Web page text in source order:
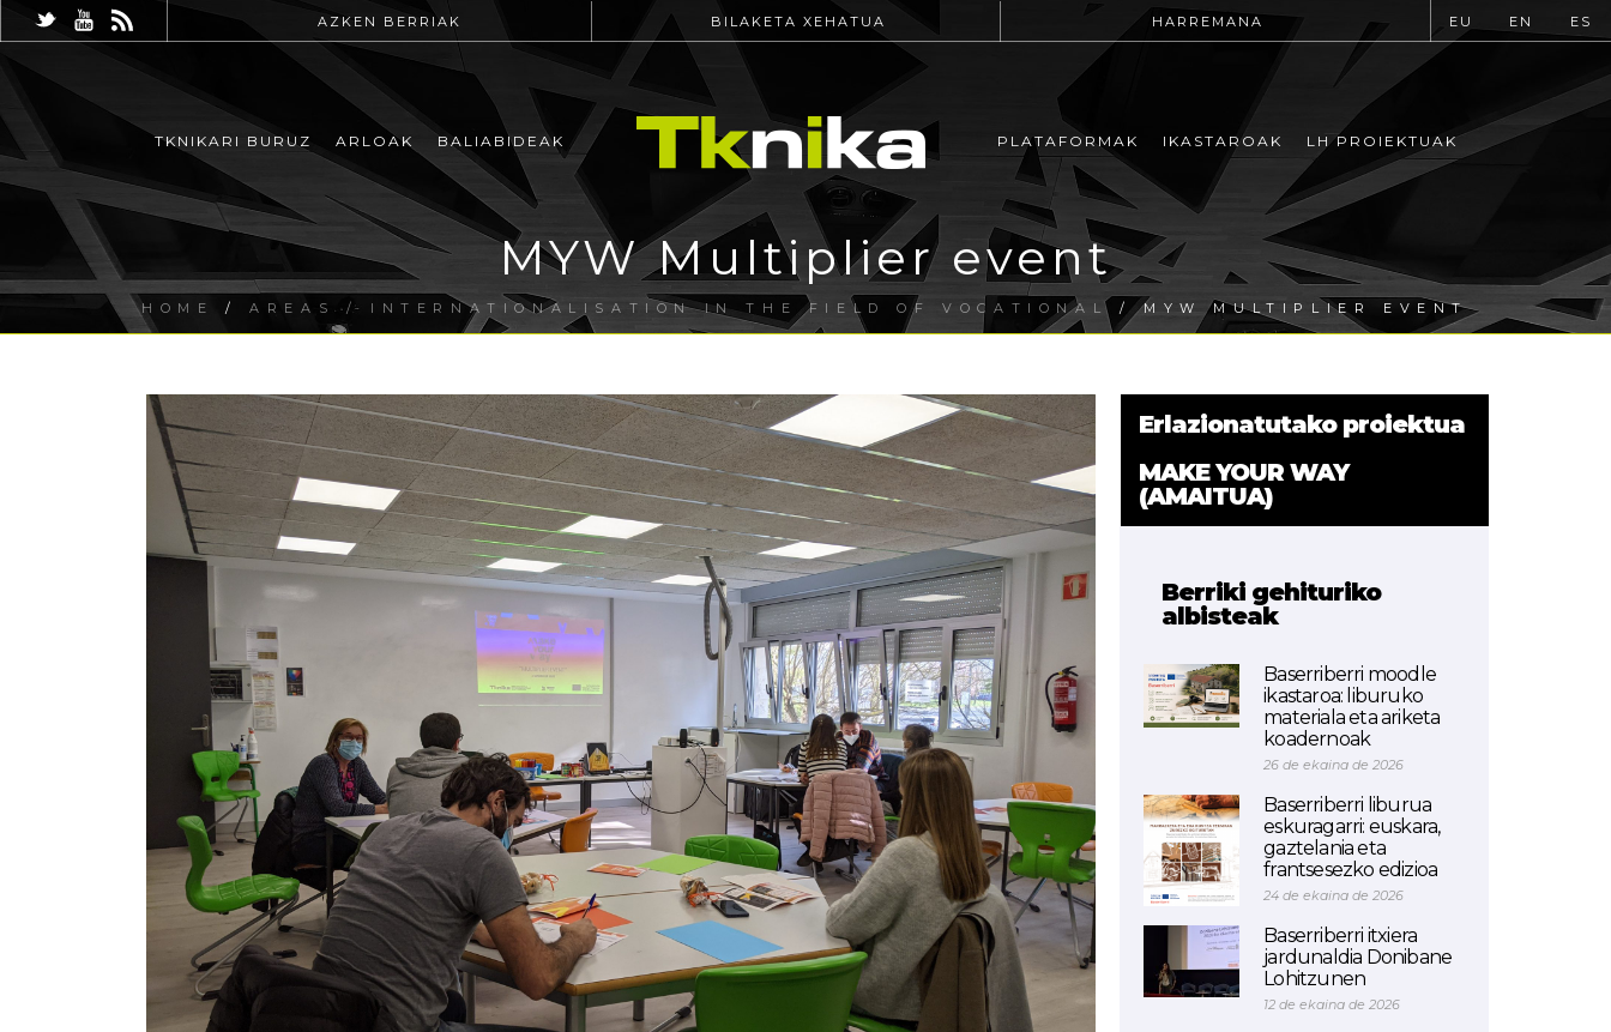
AZKEN BERRIAK BILAKETA XEHATUA HARREMANA EU EN ES
TKNIKARI BURUZ ARLOAK BALIABIDEAK PLATAFORMAK IKASTAROAK LH PROIEKTUAK
MYW Multiplier event
HOME /AREAS / INTERNATIONALISATION IN THE FIELD OF VOCATIONAL / MYW MULTIPLIER EVENT
Erlazionatutako proiektua
MAKE YOUR WAY
(AMAITUA)
Berriki gehituriko
albisteak
Baserriberri moodle
ikastaroa: liburuko
materiala eta ariketa
koadernoak
26 de ekaina de 2026
Baserriberri liburua
eskuragarri: euskara,
gaztelania eta
frantsesezko edizioa
24 de ekaina de 2026
Baserriberri itxiera
jardunaldia Donibane
Lohitzunen
12 de ekaina de 2026